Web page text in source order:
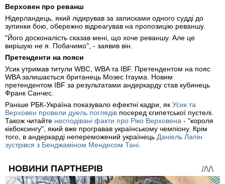
Верховен про реванш
Нідерландець, який лідирував за записками одного судді до
зупинки бою, обережно відреагував на пропозицію реваншу.
"Його досконалість сказав мені, що хоче реваншу. Але це
вирішую не я. Побачимо", - заявив він.
Претенденти на пояси
Усик утримав титули WBC, WBA та IBF. Претендентом на пояс
WBA залишається британець Мозес Ітаума. Новим
претендентом IBF за результатами андеркарду став кубинець
Франк Санчес.
Раніше РБК-Україна показувало ефектні кадри, як Усик та
Верховен провели дуель поглядів посеред єгипетської пустелі.
Також читайте несподівані факти про Ріко Верховена - "короля
кікбоксингу", який вже програвав українському чемпіону. Крім
того, в андеркарді непереможений українець Даніель Лапін
зустрівся з Бенджаміном Мендесом Тані